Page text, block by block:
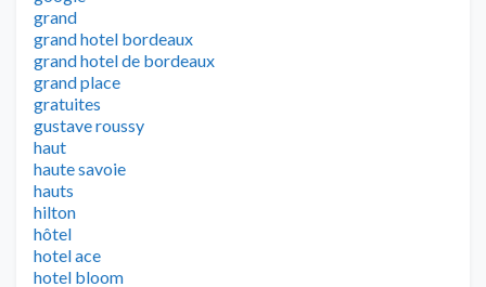
grand
grand hotel bordeaux
grand hotel de bordeaux
grand place
gratuites
gustave roussy
haut
haute savoie
hauts
hilton
hôtel
hotel ace
hotel bloom